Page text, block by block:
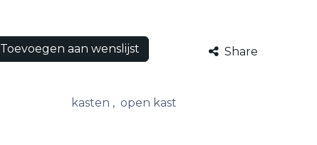
Toevoegen aan wenslijst Share
kasten , open kast